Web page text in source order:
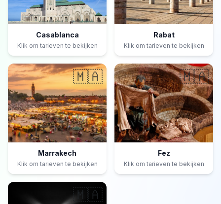
Casablanca
Klik om tarieven te bekijken
Rabat
Klik om tarieven te bekijken
🇲🇦
Marrakech
Klik om tarieven te bekijken
🇲🇦
Fez
Klik om tarieven te bekijken
🇲🇦